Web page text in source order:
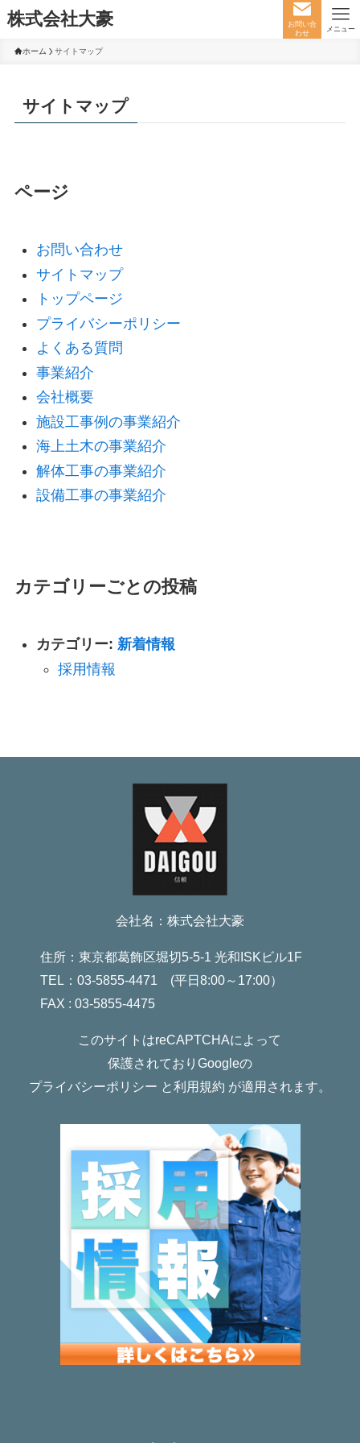
株式会社大豪 お問い合
わせ
メニュー
ホーム サイトマップ
サイトマップ
ページ
お問い合わせ
サイトマップ
トップページ
プライバシーポリシー
よくある質問
事業紹介
会社概要
施設工事例の事業紹介
海上土木の事業紹介
解体工事の事業紹介
設備工事の事業紹介
カテゴリーごとの投稿
カテゴリー: 新着情報
採用情報
会社名：株式会社大豪
住所：東京都葛飾区堀切5-5-1 光和ISKビル1F
TEL：03-5855-4471 (平日8:00～17:00）
FAX : 03-5855-4475
このサイトはreCAPTCHAによって
保護されておりGoogleの
プライバシーポリシー と利用規約 が適用されます。